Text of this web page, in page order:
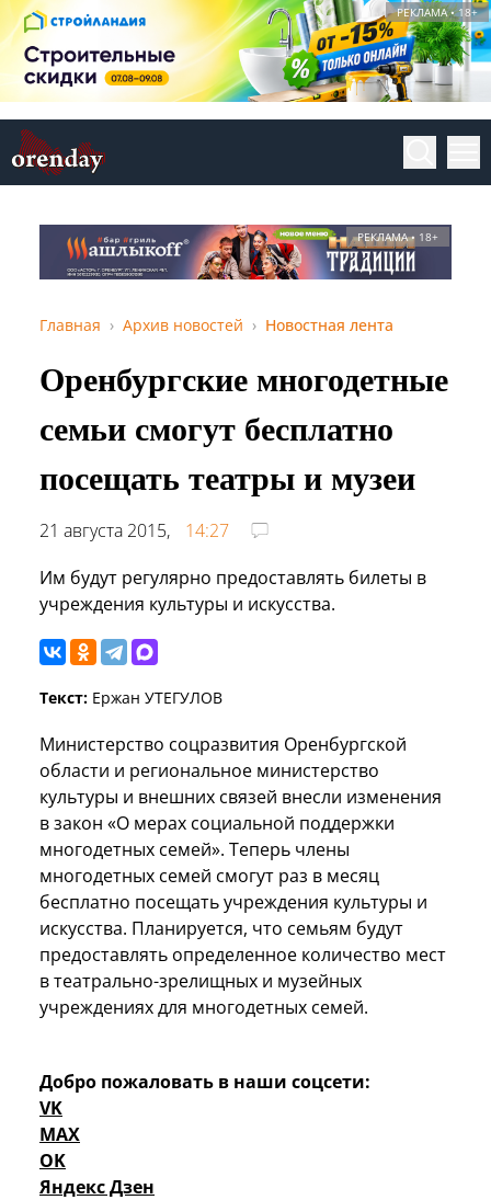
РЕКЛАМА • 18+
РЕКЛАМА • 18+
Главная Архив новостей Новостная лента
Оренбургские многодетные
семьи смогут бесплатно
посещать театры и музеи
21 августа 2015,
14:27
Им будут регулярно предоставлять билеты в
учреждения культуры и искусства.
Текст: Ержан УТЕГУЛОВ
Министерство соцразвития Оренбургской
области и региональное министерство
культуры и внешних связей внесли изменения
в закон «О мерах социальной поддержки
многодетных семей». Теперь члены
многодетных семей смогут раз в месяц
бесплатно посещать учреждения культуры и
искусства. Планируется, что семьям будут
предоставлять определенное количество мест
в театрально-зрелищных и музейных
учреждениях для многодетных семей.
Добро пожаловать в наши соцсети:
VK
MAX
OK
Яндекс Дзен